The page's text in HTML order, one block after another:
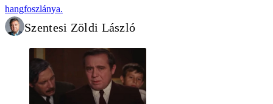
hangfoszlánya.
Szentesi Zöldi László